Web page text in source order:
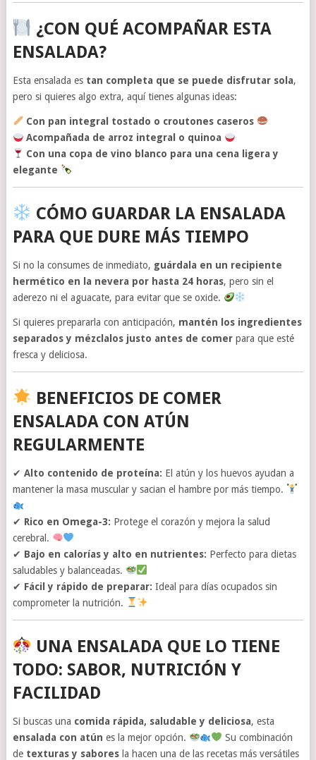
¿CON QUÉ ACOMPAÑAR ESTA
ENSALADA?
Esta ensalada es tan completa que se puede disfrutar sola,
pero si quieres algo extra, aquí tienes algunas ideas:
Con pan integral tostado o croutones caseros
Acompañada de arroz integral o quinoa
Con una copa de vino blanco para una cena ligera y
elegante
CÓMO GUARDAR LA ENSALADA
PARA QUE DURE MÁS TIEMPO
Si no la consumes de inmediato, guárdala en un recipiente
hermético en la nevera por hasta 24 horas, pero sin el
aderezo ni el aguacate, para evitar que se oxide.
Si quieres prepararla con anticipación, mantén los ingredientes
separados y mézclalos justo antes de comerpara que esté
fresca y deliciosa.
BENEFICIOS DE COMER
ENSALADA CON ATÚN
REGULARMENTE
✔ Alto contenido de proteína: El atún y los huevos ayudan a
mantener la masa muscular y sacian el hambre por más tiempo.
✔ Rico en Omega-3: Protege el corazón y mejora la salud
cerebral.
✔ Bajo en calorías y alto en nutrientes: Perfecto para dietas
saludables y balanceadas.
✔ Fácil y rápido de preparar: Ideal para días ocupados sin
comprometer la nutrición.
UNA ENSALADA QUE LO TIENE
TODO: SABOR, NUTRICIÓN Y
FACILIDAD
Si buscas una comida rápida, saludable y deliciosa, esta
ensalada con atún es la mejor opción.
Su combinación
de texturas y saboresla hacen una de las recetas más versátiles